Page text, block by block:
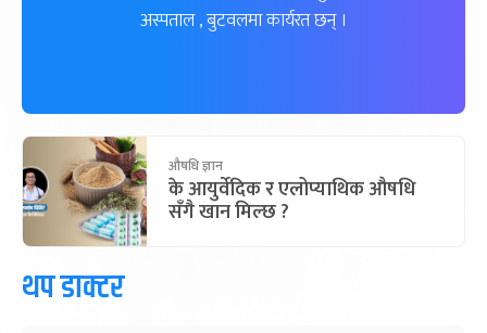
अस्पताल , बुटवलमा कार्यरत छन् ।
औषधि ज्ञान
के आयुर्वेदिक र एलोप्याथिक औषधि
सँगै खान मिल्छ ?
थप डाक्टर